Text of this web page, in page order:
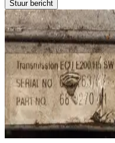
Stuur bericht